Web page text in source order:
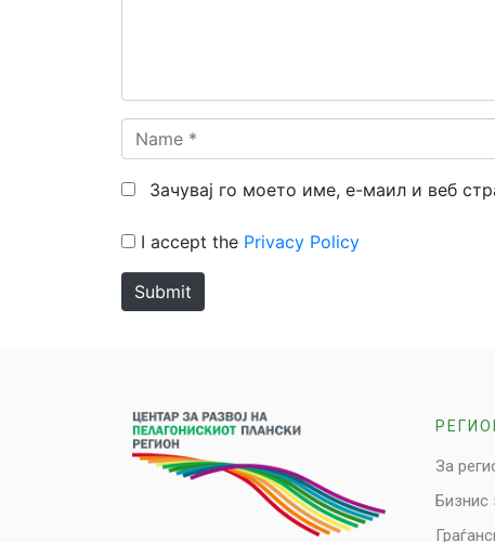
Name
*
Зачувај го моето име, е-маил и веб
I accept the Privacy Policy
Submit
За
Бизнис